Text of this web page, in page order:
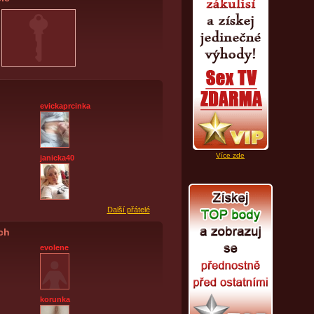
Více zde
evickaprcinka
janicka40
Další přátelé
evolene
korunka